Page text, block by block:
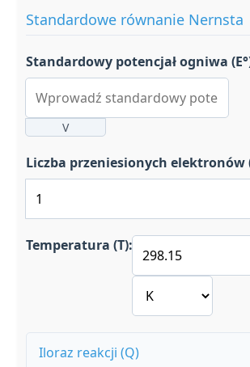
Standardowe równanie Nernsta
Standardowy potencjał ogniwa
V
Liczba przeniesionych elektronów
Temperatura (T):
Iloraz reakcji (Q)